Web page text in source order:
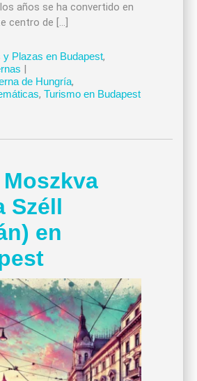
años se ha convertido en
centro de […]
y Plazas en Budapest,
|
de Hungría,
, Turismo en Budapest
Moszkva
Széll
en